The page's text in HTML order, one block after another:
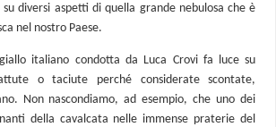
diversi aspetti di quella grande nebulosa che è
nel nostro Paese.
giallo italiano condotta da Luca Crovi fa luce su
o taciute perché considerate scontate,
Non nascondiamo, ad esempio, che uno dei
della cavalcata nelle immense praterie del